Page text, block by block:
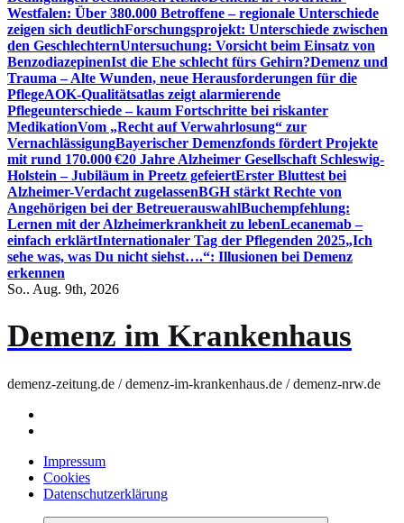
Westfalen: Über 380.000 Betroffene – regionale Unterschiede
zeigen sich deutlichForschungsprojekt: Unterschiede zwischen
den GeschlechternUntersuchung: Vorsicht beim Einsatz von
BenzodiazepinenIst die Ehe schlecht fürs Gehirn?Demenz und
Trauma – Alte Wunden, neue Herausforderungen für die
PflegeAOK-Qualitätsatlas zeigt alarmierende
Pflegeunterschiede – kaum Fortschritte bei riskanter
MedikationVom „Recht auf Verwahrlosung“ zur
VernachlässigungBayerischer Demenzfonds fördert Projekte
mit rund 170.000 €20 Jahre Alzheimer Gesellschaft Schleswig-
Holstein – Jubiläum in Preetz gefeiertErster Bluttest bei
Alzheimer-Verdacht zugelassenBGH stärkt Rechte von
Angehörigen bei der BetreuerauswahlBuchempfehlung:
Lernen mit der Alzheimerkrankheit zu lebenLecanemab –
einfach erklärtInternationaler Tag der Pflegenden 2025„Ich
sehe was, was Du nicht siehst….“: Illusionen bei Demenz
erkennen
So.. Aug. 9th, 2026
Demenz im Krankenhaus
demenz-zeitung.de / demenz-im-krankenhaus.de / demenz-nrw.de
Impressum
Cookies
Datenschutzerklärung